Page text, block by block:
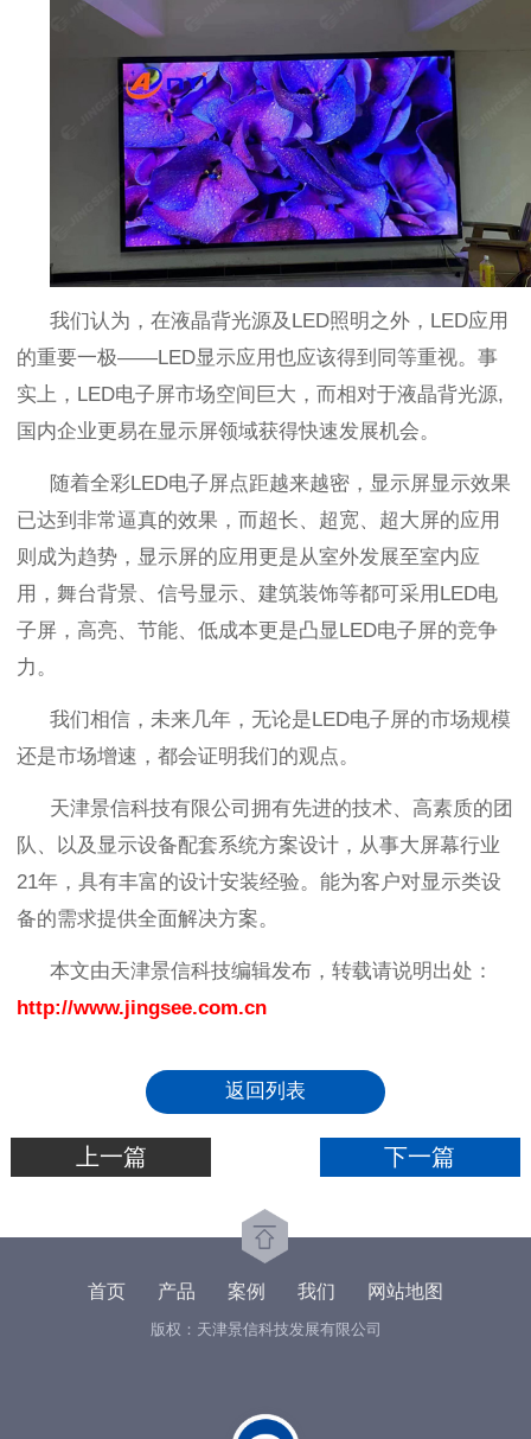
我们认为 ， 在液晶背光源及 LED照明之外 ，LED应用
的重要一极——LED显示应用也应该得到同等重视。事
实上 ， LED电子屏市场空间巨大 ， 而相对于液晶背光源,
国内企业更易在显示屏领域获得快速发展机会。
随着全彩LED电子屏点距越来越密 ， 显示屏显示效果
已达到非常逼真的效果 ， 而超长、超宽、超大屏的应用
则成为趋势 ， 显示屏的应用更是从室外发展至室内应
用 ， 舞台背景、信号显示、建筑装饰等都可采用 LED电
子屏， 高亮、节能、低成本更是凸显LED电子屏的竞争
力。
我们相信 ， 未来几年 ， 无论是LED电子屏的市场规模
还是市场增速 ， 都会证明我们的观点。
天津景信科技有限公司拥有先进的技术、高素质的团
队、以及显示设备配套系统方案设计，从事大屏幕行业
21年，具有丰富的设计安装经验。能为客户对显示类设
备的需求提供全面解决方案。
本文由天津景信科技编辑发布，转载请说明出处：
http://www.jingsee.com.cn
返回列表
上一篇 下一篇
首页 产品 案例 我们 网站地图
版权：天津景信科技发展有限公司